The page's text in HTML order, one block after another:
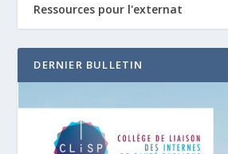
Ressources pour l'externat
DERNIER BULLETIN